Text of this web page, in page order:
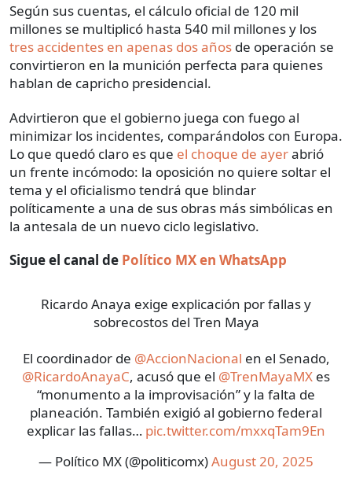
Según sus cuentas, el cálculo oficial de 120 mil
millones se multiplicó hasta 540 mil millones y los
tres accidentes en apenas dos años de operación se
convirtieron en la munición perfecta para quienes
hablan de capricho presidencial.
Advirtieron que el gobierno juega con fuego al
minimizar los incidentes, comparándolos con Europa.
Lo que quedó claro es que el choque de ayerabrió
un frente incómodo: la oposición no quiere soltar el
tema y el oficialismo tendrá que blindar
políticamente a una de sus obras más simbólicas en
la antesala de un nuevo ciclo legislativo.
Sigue el canal de Político MX en WhatsApp
Ricardo Anaya exige explicación por fallas y
sobrecostos del Tren Maya
El coordinador de @AccionNacional en el Senado,
@RicardoAnayaC, acusó que el @TrenMayaMX es
“monumento a la improvisación” y la falta de
planeación. También exigió al gobierno federal
explicar las fallas… pic.twitter.com/mxxqTam9En
— Político MX (@politicomx)August 20, 2025